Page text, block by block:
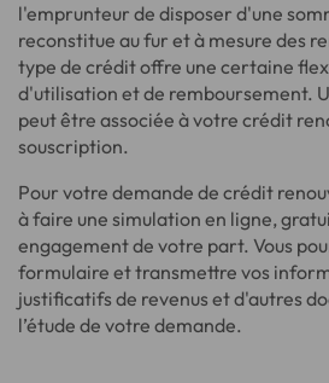
l'emprunteur de disposer d'une
reconstitue au fur et à mesure des
type de crédit offre une certaine
d'utilisation et de remboursement.
peut être associée à votre crédit
souscription.
Pour votre demande de crédit
à faire une simulation en ligne,
engagement de votre part. Vous
formulaire et transmettre vos
justificatifs de revenus et d'autres
l’étude de votre demande.